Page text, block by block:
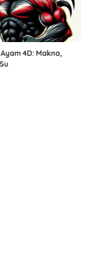
4D: Makna,